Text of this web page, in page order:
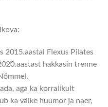
2015.aastal Flexus Pilates
hakkasin trenne
aga ka korralikult
ka väike huumor ja naer,